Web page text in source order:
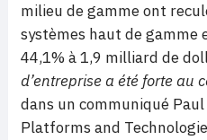
milieu de gamme ont
systèmes haut de gamme
44,1% à 1,9 milliard de
d’entreprise a été forte au
dans un communiqué
Platforms and